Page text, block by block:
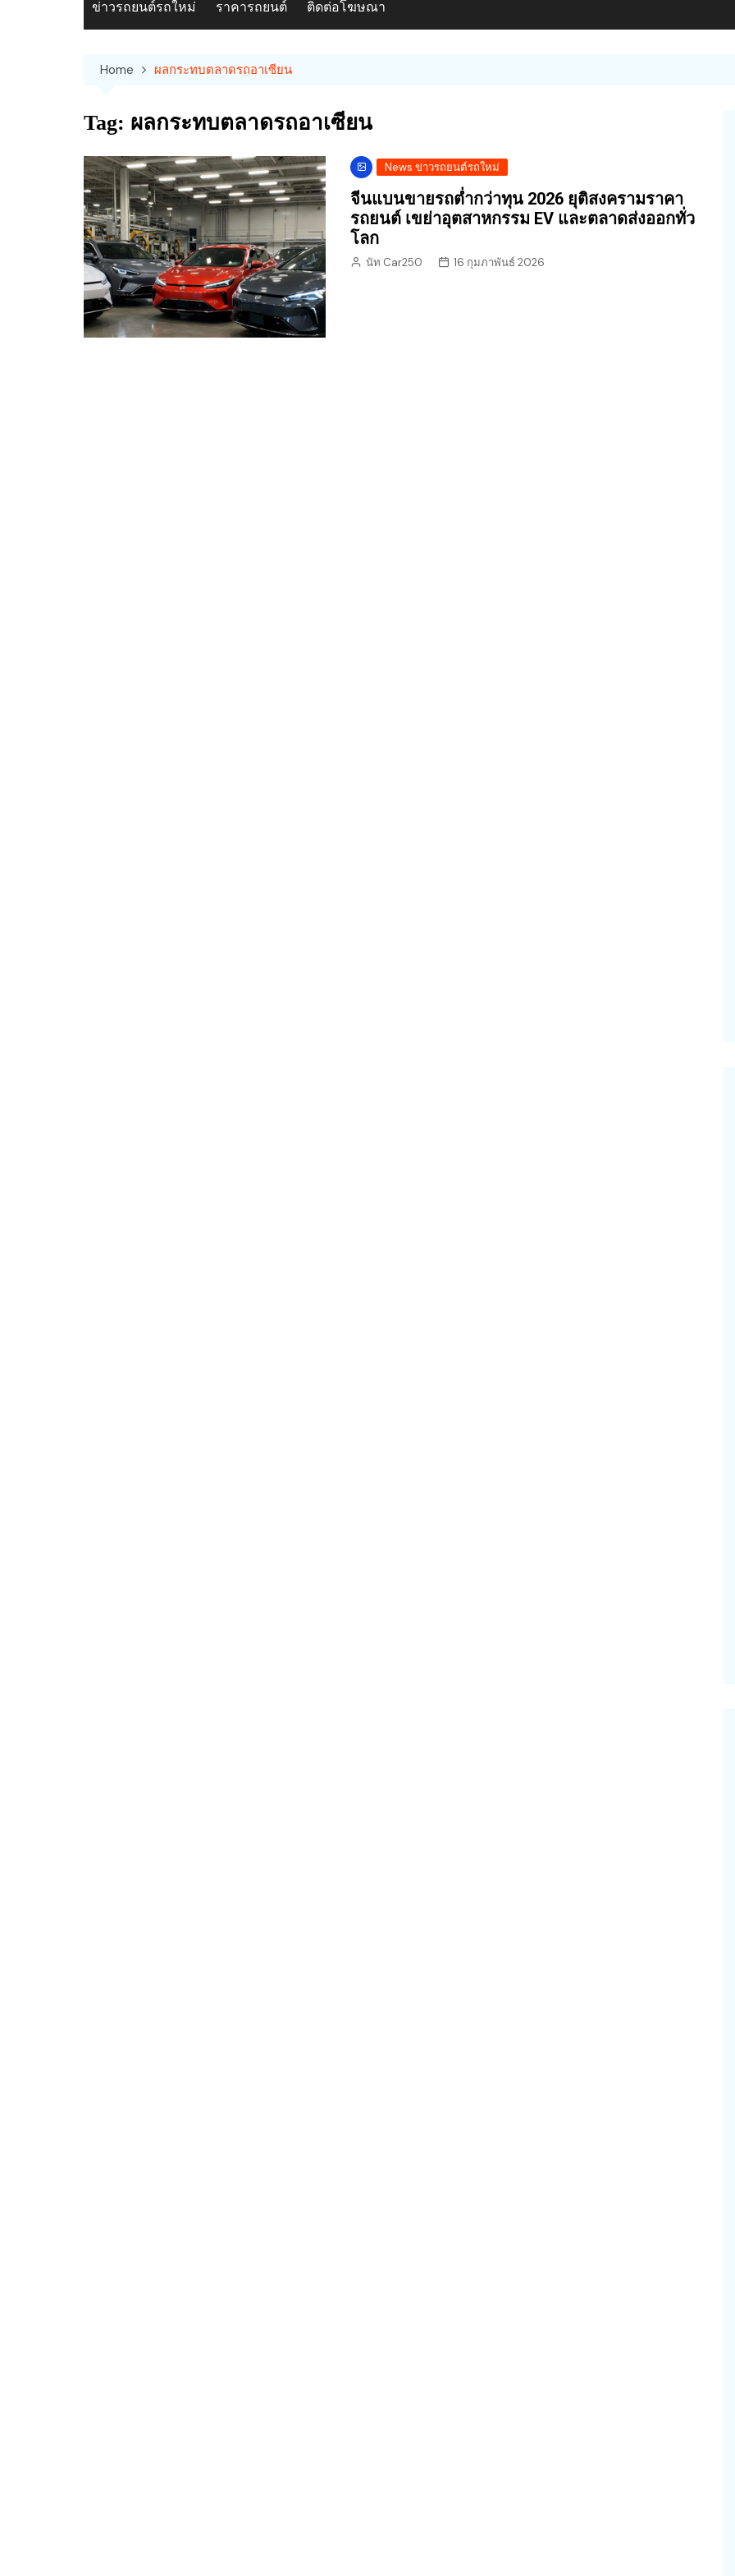
ข่าวรถยนต์รถใหม่ ราคารถยนต์ ติดต่อโฆษณา
Home ผลกระทบตลาดรถอาเซียน
Tag: ผลกระทบตลาดรถอาเซียน
News ข่าวรถยนต์รถใหม่
จีนแบนขายรถต่ำกว่าทุน 2026 ยุติสงครามราคา
รถยนต์ เขย่าอุตสาหกรรม EV และตลาดส่งออกทั่ว
โลก
นัท Car250 16 กุมภาพันธ์ 2026